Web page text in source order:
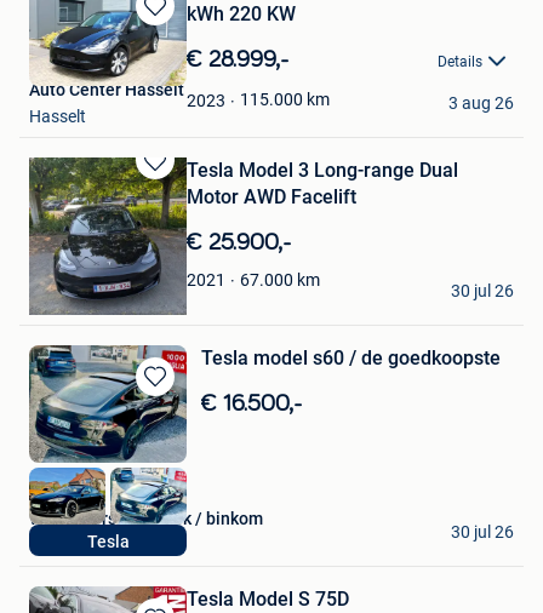
Bewaren
in
Mijn
Favorieten
kWh 220 KW
€ 28.999,- Details
2023 115.000 km
Auto Center Hasselt
Hasselt
3 aug 26
Bewaren
in
Mijn
Favorieten
Tesla Model 3 Long-range Dual
Motor AWD Facelift
€ 25.900,-
2021 67.000 km
hamed hedayatnia
Sint-Amandsberg
30 jul 26
Bewaren
in
Mijn
Favorieten
Tesla
Tesla model s60 / de goedkoopste
€ 16.500,-
vdv-motors glabbeek / binkom
Binkom
30 jul 26
Tesla Model S 75D